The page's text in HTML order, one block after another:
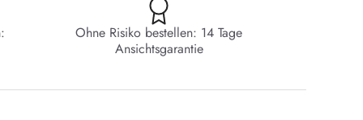
Ohne Risiko bestellen: 14 Tage
Ansichtsgarantie